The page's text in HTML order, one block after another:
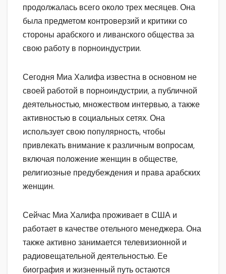
продолжалась всего около трех месяцев. Она
была предметом контроверзий и критики со
стороны арабского и ливанского общества за
свою работу в порноиндустрии.
Сегодня Миа Халифа известна в основном не
своей работой в порноиндустрии, а публичной
деятельностью, множеством интервью, а также
активностью в социальных сетях. Она
использует свою популярность, чтобы
привлекать внимание к различным вопросам,
включая положение женщин в обществе,
религиозные предубеждения и права арабских
женщин.
Сейчас Миа Халифа проживает в США и
работает в качестве отельного менеджера. Она
также активно занимается телевизионной и
радиовещательной деятельностью. Ее
биография и жизненный путь остаются